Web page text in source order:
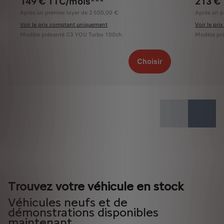
Après un premier loyer de 2 500,00 €
Voir le prix comptant uniquement
Modèle présenté C3 YOU Turbo 100ch.
Choisir
Après un
Voir le
Modèle
Trouvez votre véhicule en stock
Véhicules neufs et de
démonstrations disponibles